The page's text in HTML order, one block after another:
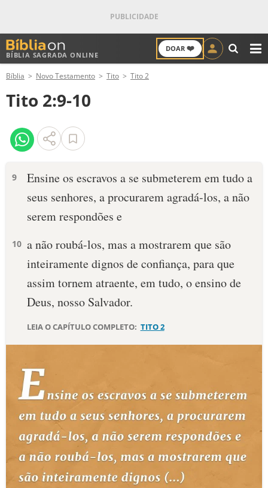
BÍBLIA SAGRADA ONLINE
DOAR ❤️
ANTIGO TESTAMENTO
NOVO TESTAMENTO
VERSÍCULOS
PALAVRA DO DIA
DEVOCIONAL DIÁRIO
10 MANDAMENTOS
ESTUDOS BÍBLICOS
TEMAS
PERGUNTE À BÍBLIA IA
TERMO BÍBLICO JOGOS
QUEM SOMOS
Bíblia Novo Testamento Tito Tito 2
Tito 2:9-10
9
Ensine os escravos a se submeterem em tudo a
seus senhores, a procurarem agradá-los, a não
serem respondões e
10 a não roubá-los, mas a mostrarem que são
inteiramente dignos de confiança, para que
assim tornem atraente, em tudo, o ensino de
Deus, nosso Salvador.
LEIA O CAPÍTULO COMPLETO: TITO 2